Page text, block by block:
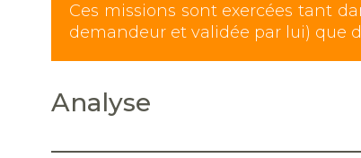
Ces missions sont exercées tant
demandeur et validée par lui) que
Analyse